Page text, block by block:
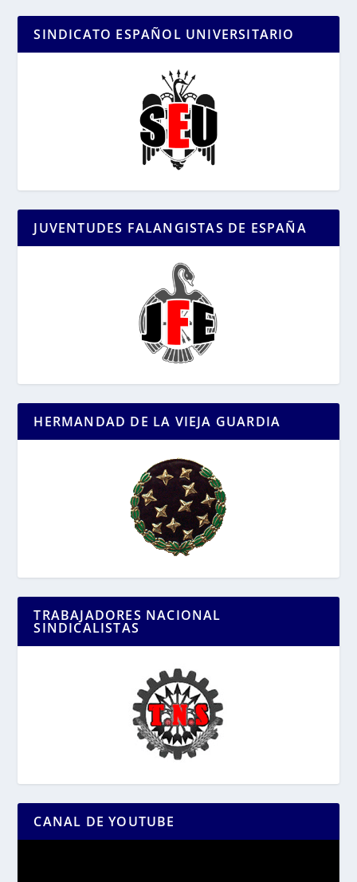
SINDICATO ESPAÑOL UNIVERSITARIO
JUVENTUDES FALANGISTAS DE ESPAÑA
HERMANDAD DE LA VIEJA GUARDIA
TRABAJADORES NACIONAL
SINDICALISTAS
CANAL DE YOUTUBE